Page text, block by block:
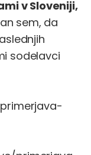
v Sloveniji,
sem, da
sodelavci